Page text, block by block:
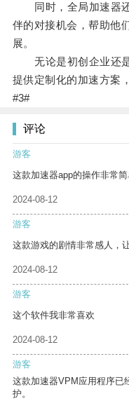
同时，全局加速器还
伴的对接机会，帮助他
展。
无论是初创企业还是
提供定制化的加速方案
#3#
评论
游客
这款加速器app的操作非常
2024-08-12
游客
这款游戏的剧情非常感人，
2024-08-12
游客
这个软件我非常喜欢
2024-08-12
游客
这款加速器VPM应用程序已
护。